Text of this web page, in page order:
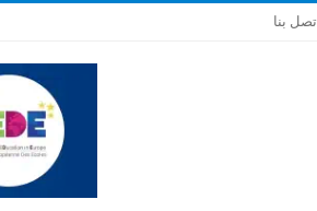
اتصل بنا